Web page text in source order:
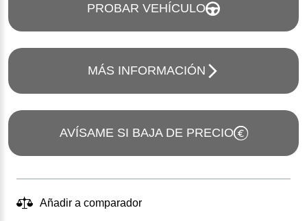
PROBAR VEHÍCULO
MÁS INFORMACIÓN
AVÍSAME SI BAJA DE PRECIO
Añadir a comparador